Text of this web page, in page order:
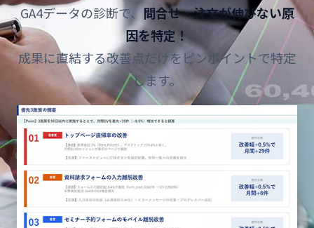
GA4データの診断で、問合せ・注文が伸びない原
因を特定！
成果に直結する改善点だけをピンポイントで特定
します。